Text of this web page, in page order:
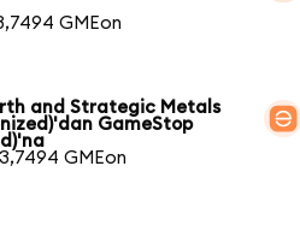
GMEon
and Strategic Metals
GameStop
GMEon